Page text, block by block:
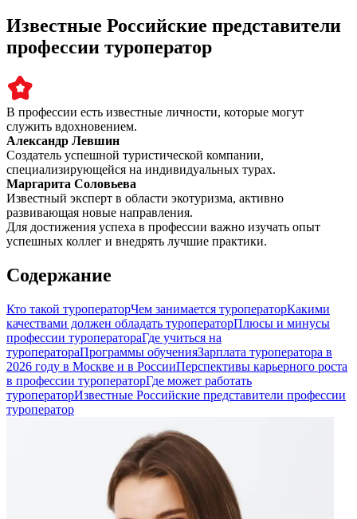
Известные Российские представители
профессии туроператор
В профессии есть известные личности, которые могут
служить вдохновением.
Александр Левшин
Создатель успешной туристической компании,
специализирующейся на индивидуальных турах.
Маргарита Соловьева
Известный эксперт в области экотуризма, активно
развивающая новые направления.
Для достижения успеха в профессии важно изучать опыт
успешных коллег и внедрять лучшие практики.
Содержание
Кто такой туроператорЧем занимается туроператорКакими
качествами должен обладать туроператорПлюсы и минусы
профессии туроператораГде учиться на
туроператораПрограммы обученияЗарплата туроператора в
2026 году в Москве и в РоссииПерспективы карьерного роста
в профессии туроператорГде может работать
туроператорИзвестные Российские представители профессии
туроператор